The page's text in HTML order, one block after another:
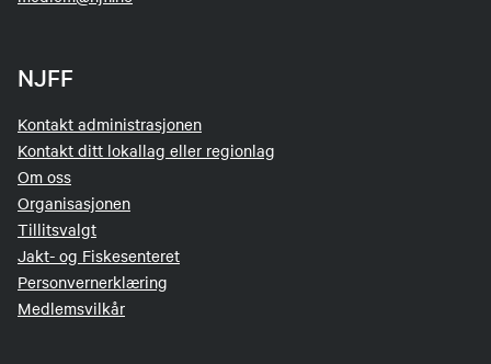
NJFF
Kontakt administrasjonen
Kontakt ditt lokallag eller regionlag
Om oss
Organisasjonen
Tillitsvalgt
Jakt- og Fiskesenteret
Personvernerklæring
Medlemsvilkår